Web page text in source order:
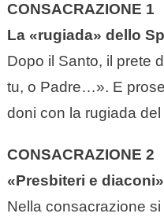
CONSACRAZIONE 1
La «rugiada» dello
Dopo il Santo, il prete
tu, o Padre…». E
doni con la rugiada
CONSACRAZIONE 2
«Presbiteri e diaconi»
Nella consacrazione